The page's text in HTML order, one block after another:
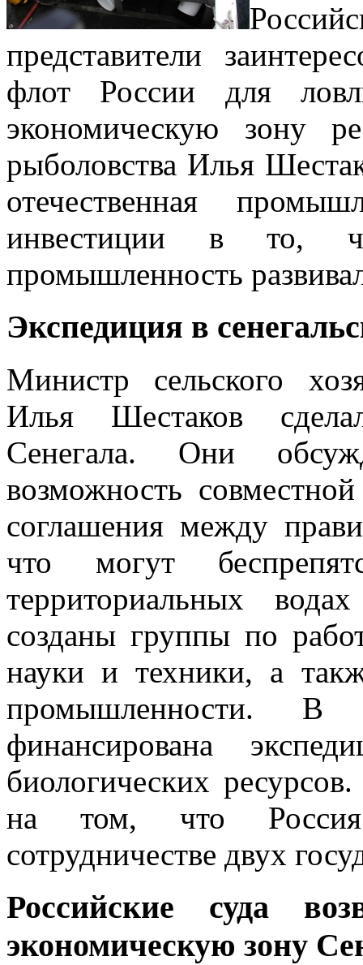
представители
флот России для
экономическую зону
рыболовства Илья
отечественная
инвестиции в то,
промышленность
Экспедиция в
Министр сельского
Илья Шестаков
Сенегала. Они
возможность
соглашения между
что могут
территориальных
созданы группы по
науки и техники, а
промышленности. В
финансирована
биологических
на том, что Россия
сотрудничестве двух
Российские суда
экономическую зону